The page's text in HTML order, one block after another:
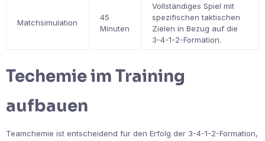
Matchsimulation
45
Minuten
Vollständiges Spiel mit
spezifischen taktischen
Zielen in Bezug auf die
3-4-1-2-Formation.
Techemie im Training
aufbauen
Teamchemie ist entscheidend für den Erfolg der 3-4-1-2-Formation,